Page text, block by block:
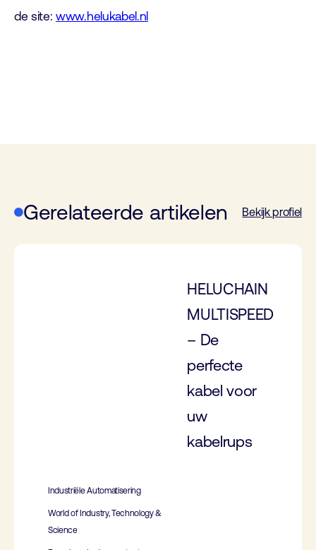
de site:www.helukabel.nl
Gerelateerde artikelen Bekijk profiel
HELUCHAIN ​​​​
MULTISPEED
– De
perfecte
kabel voor
uw
kabelrups
Industriële Automatisering
World of Industry, Technology &
Science